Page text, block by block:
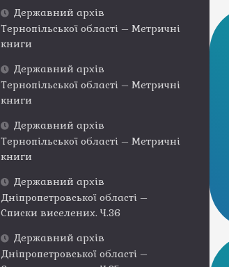
Державний архів
Тернопільської області – Метричні
книги
Державний архів
Тернопільської області – Метричні
книги
Державний архів
Тернопільської області – Метричні
книги
Державний архів
Дніпропетровської області –
Списки виселених. Ч.36
Державний архів
Дніпропетровської області –